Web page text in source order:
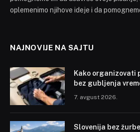
oplemenimo njihove ideje i da
NAJNOVIJE NA SAJTU
Kako organizovati
bez gubljenja
7. avgust 2026.
Slovenija bez